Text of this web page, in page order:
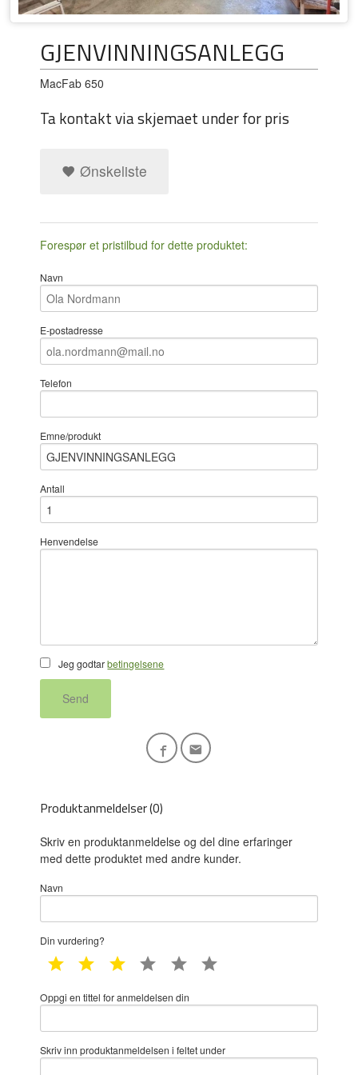
GJENVINNINGSANLEGG
MacFab 650
Ta kontakt via skjemaet under for pris
Ønskeliste
Forespør et pristilbud for dette produktet:
Navn
E-postadresse
Telefon
Emne/produkt
Antall
Henvendelse
Jeg godtarbetingelsene
Send
Produktanmeldelser (0)
Skriv en produktanmeldelse og del dine erfaringer
med dette produktet med andre kunder.
Navn
Din vurdering?
1 star 2 star 3 star 4 star 5 star
Oppgi en tittel for anmeldelsen din
Skriv inn produktanmeldelsen i feltet under